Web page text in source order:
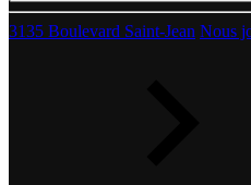
3135 Boulevard Saint-Jean Nous